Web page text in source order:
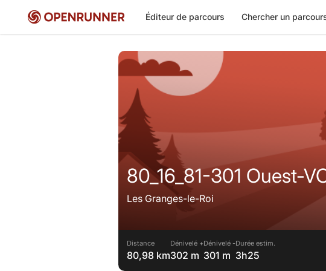
Éditeur de parcours Chercher un
80_16_81-301 Ouest-
Les Granges-le-Roi
Distance
80,98 km
Dénivelé +
302 m
Dénivelé -
301 m
Durée estim.
3h25